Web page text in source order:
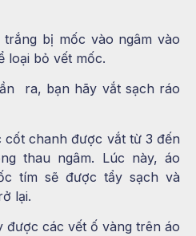
bị mốc vào ngâm vào
loại bỏ vết mốc.
ra, bạn hãy vắt sạch ráo
cốt chanh được vắt từ 3 đến
thau ngâm. Lúc này, áo
tím sẽ được tẩy sạch và
lại.
được các vết ố vàng trên áo